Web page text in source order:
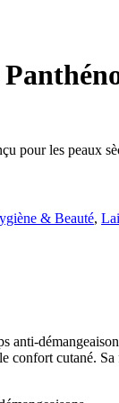
pour les peaux
& Beauté,
confort cutané.